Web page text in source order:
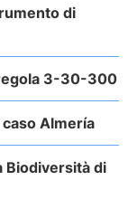
di
3-30-300
Almería
Biodiversità di